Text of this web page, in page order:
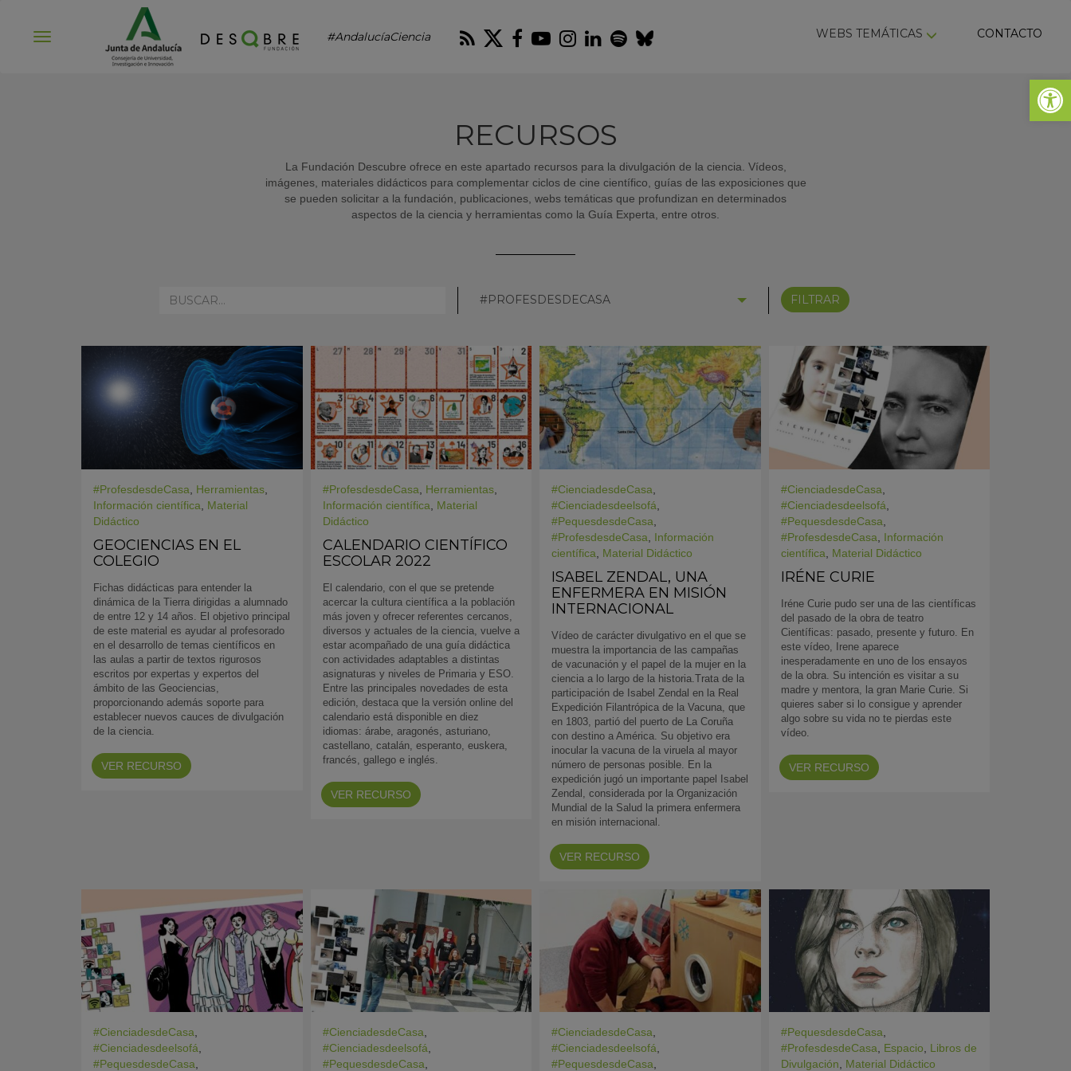
Abrir
#AndalucíaCiencia RSS Twitter
Facebook
Youtube
Instagram
LinkedIn
Spotify
Bluesky WEBS TEMÁTICAS CONTACTO
RECURSOS
La Fundación Descubre ofrece en este apartado recursos para la divulgación de la ciencia. Vídeos,
imágenes, materiales didácticos para complementar ciclos de cine científico, guías de las exposiciones que
se pueden solicitar a la fundación, publicaciones, webs temáticas que profundizan en determinados
aspectos de la ciencia y herramientas como la Guía Experta, entre otros.
REALIZA
AQUÍ
SELECCIONAR
CATEGORÍA:
#PROFESDESDECASA
#ProfesdesdeCasa Herramientas
Información científica
Material
Didáctico
GEOCIENCIAS EN EL
COLEGIO
Fichas didácticas para entender la
dinámica de la Tierra dirigidas a alumnado
de entre 12 y 14 años. El objetivo principal
de este material es ayudar al profesorado
en el desarrollo de temas científicos en
las aulas a partir de textos rigurosos
escritos por expertas y expertos del
ámbito de las Geociencias,
proporcionando además soporte para
establecer nuevos cauces de divulgación
de la ciencia.
VER RECURSO
#ProfesdesdeCasa Herramientas,
Información científica
Material
Didáctico
CALENDARIO CIENTÍFICO
ESCOLAR 2022
El calendario, con el que se pretende
acercar la cultura científica a la población
más joven y ofrecer referentes cercanos,
diversos y actuales de la ciencia, vuelve a
estar acompañado de una guía didáctica
con actividades adaptables a distintas
asignaturas y niveles de Primaria y ESO.
Entre las principales novedades de esta
edición, destaca que la versión online del
calendario está disponible en diez
idiomas: árabe, aragonés, asturiano,
castellano, catalán, esperanto, euskera,
francés, gallego e inglés.
VER RECURSO
#CienciadesdeCasa
#Cienciadesdeelsofá
#PequesdesdeCasa
#ProfesdesdeCasa
Información
científica
Material Didáctico
ISABEL ZENDAL, UNA
ENFERMERA EN MISIÓN
INTERNACIONAL
Vídeo de carácter divulgativo en el que se
muestra la importancia de las campañas
de vacunación y el papel de la mujer en la
ciencia a lo largo de la historia.Trata de la
participación de Isabel Zendal en la Real
Expedición Filantrópica de la Vacuna, que
en 1803, partió del puerto de La Coruña
con destino a América. Su objetivo era
inocular la vacuna de la viruela al mayor
número de personas posible. En la
expedición jugó un importante papel Isabel
Zendal, considerada por la Organización
Mundial de la Salud la primera enfermera
en misión internacional.
VER RECURSO
#CienciadesdeCasa
#Cienciadesdeelsofá
#PequesdesdeCasa
#ProfesdesdeCasa
Información
científica
Material Didáctico
IRÉNE CURIE
Iréne Curie pudo ser una de las científicas
del pasado de la obra de teatro
Científicas: pasado, presente y futuro. En
este vídeo, Irene aparece
inesperadamente en uno de los ensayos
de la obra. Su intención es visitar a su
madre y mentora, la gran Marie Curie. Si
quieres saber si lo consigue y aprender
algo sobre su vida no te pierdas este
vídeo.
VER RECURSO
#CienciadesdeCasa,
#Cienciadesdeelsofá,
#PequesdesdeCasa,
#CienciadesdeCasa,
#Cienciadesdeelsofá,
#PequesdesdeCasa,
#CienciadesdeCasa,
#Cienciadesdeelsofá,
#PequesdesdeCasa,
#PequesdesdeCasa,
#ProfesdesdeCasa, Espacio, Libros de
Divulgación, Material Didáctico